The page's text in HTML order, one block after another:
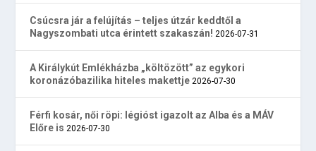
Csúcsra jár a felújítás – teljes útzár keddtől a
Nagyszombati utca érintett szakaszán! 2026-07-31
A Királykút Emlékházba „költözött” az egykori
koronázóbazilika hiteles makettje 2026-07-30
Férfi kosár, női röpi: légióst igazolt az Alba és a MÁV
Előre is 2026-07-30